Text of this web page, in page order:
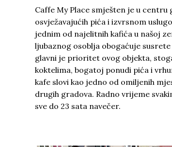
Caffe My Place smješten je u
osvježavajućih pića i izvrsnom
jednim od najelitnih kafića u našoj
ljubaznog osoblja obogaćuje
glavni je prioritet ovog objekta,
koktelima, bogatoj ponudi pića i
kafe slovi kao jedno od omiljenih
drugih gradova. Radno vrijeme
sve do 23 sata navečer.